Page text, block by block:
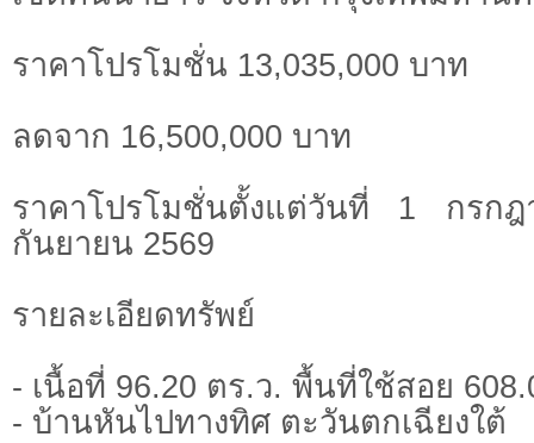
ราคาโปรโมชั่น 13,035,000 บาท
ลดจาก 16,500,000 บาท
ราคาโปรโมชั่นตั้งแต่วันที่ 1 กร
กันยายน 2569
รายละเอียดทรัพย์
- เนื้อที่ 96.20 ตร.ว. พื้นที่ใช้สอย
- บ้านหันไปทางทิศ ตะวันตกเฉียงใต้